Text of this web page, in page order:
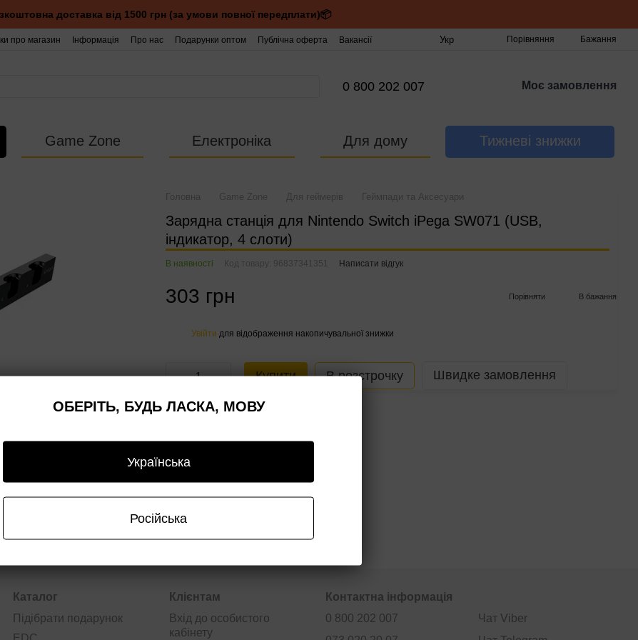
доставка від 1500 грн (за умови повної передплати)📦
про магазин Інформація Про нас Подарунки оптом Публічна оферта Вакансії Укр Порівняння Бажання
0 800 202 007 Моє замовлення
Game Zone Електроніка Для дому Тижневі знижки
Головна Game Zone Для геймерів Геймпади та Аксесуари
Зарядна станція для Nintendo Switch iPega SW071 (USB,
індикатор, 4 слоти)
В наявності Код товару: 96837341351 Написати відгук
303 грн Порівняти В бажання
Увійти для відображення накопичувальної знижки
Купити В розстрочку Швидке замовлення
Каталог
Підібрати подарунок
Клієнтам
Вхід до особистого
кабінету
Контактна інформація
0 800 202 007
Чат Viber
ОБЕРІТЬ, БУДЬ ЛАСКА, МОВУ
Українська
Російська